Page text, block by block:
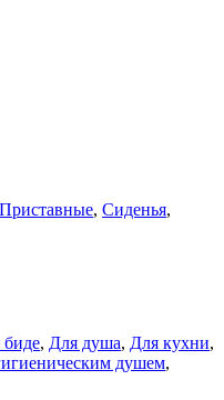
Приставные, Сиденья,
биде, Для душа, Для кухни,
душем,